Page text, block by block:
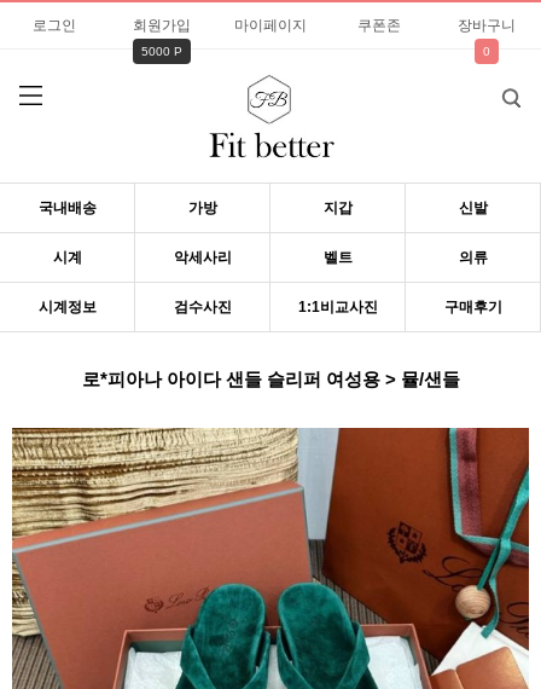
로그인 회원가입
5000 P
마이페이지 쿠폰존 장바구니
0
국내배송 가방 지갑 신발
시계 악세사리 벨트 의류
시계정보 검수사진 1:1비교사진 구매후기
로*피아나 아이다 샌들 슬리퍼 여성용 > 뮬/샌들